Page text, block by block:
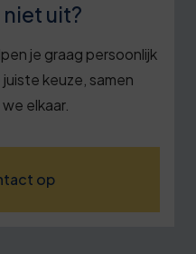
uit?
je graag persoonlijk
keuze, samen
elkaar.
op